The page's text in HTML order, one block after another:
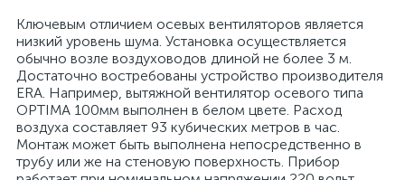
Ключевым отличием осевых вентиляторов является
низкий уровень шума. Установка осуществляется
обычно возле воздуховодов длиной не более 3 м.
Достаточно востребованы устройство производителя
ERA. Например, вытяжной вентилятор осевого типа
OPTIMA 100мм выполнен в белом цвете. Расход
воздуха составляет 93 кубических метров в час.
Монтаж может быть выполнена непосредственно в
трубу или же на стеновую поверхность. Прибор